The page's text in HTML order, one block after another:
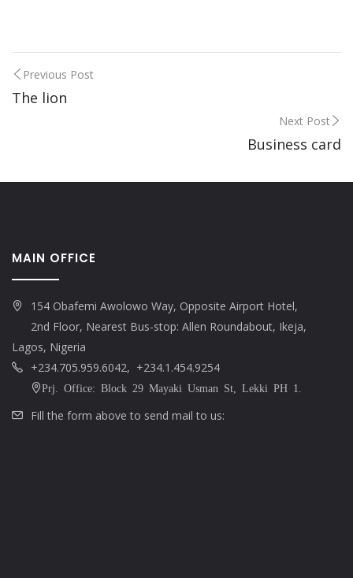
Previous Post
The lion
Next Post
Business card
MAIN OFFICE
154 Obafemi Awolowo Way, Opposite Airport Hotel,
2nd Floor, Nearest Bus-stop: Allen Roundabout, Ikeja,
Lagos, Nigeria
+234.705.959.6042, +234.1.454.9254
Prj. Office: Block 29 Mayaki Usman St, Lekki PH 1.
Fill the form above to send mail to us: